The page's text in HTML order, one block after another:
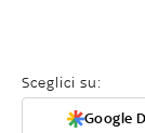
Sceglici su:
Google